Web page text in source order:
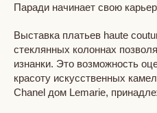
Паради начинает свою
Выставка платьев haute
стеклянных колоннах
изнанки. Это возможность
красоту искусственных
Chanel дом Lemarie,